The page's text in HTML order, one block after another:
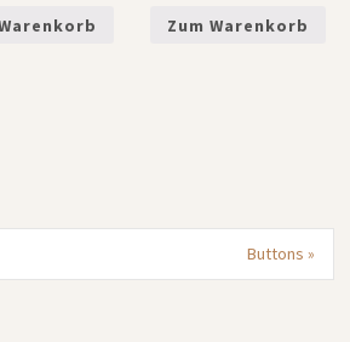
Zum Warenkorb
Buttons »